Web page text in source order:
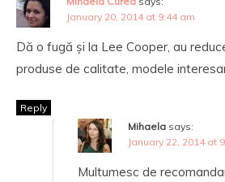
January 20, 2014 at 9:44 am
Dă o fugă și la Lee Cooper, au
produse de calitate, modele
Reply
Mihaela says:
January 22, 2014 at
Multumesc de